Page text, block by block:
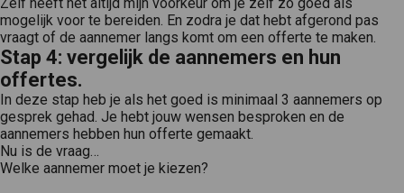
mogelijk voor te bereiden. En zodra je dat hebt afgerond pas
vraagt of de aannemer langs komt om een offerte te maken.
Stap 4: vergelijk de aannemers en hun
offertes.
In deze stap heb je als het goed is minimaal 3 aannemers op
gesprek gehad. Je hebt jouw wensen besproken en de
aannemers hebben hun offerte gemaakt.
Nu is de vraag…
Welke aannemer moet je kiezen?